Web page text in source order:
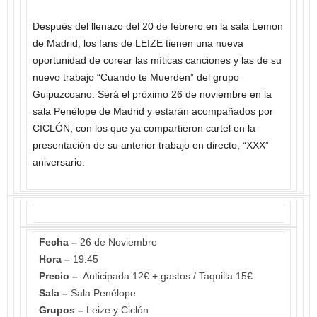
Después del llenazo del 20 de febrero en la sala Lemon
de Madrid, los fans de LEIZE tienen una nueva
oportunidad de corear las míticas canciones y las de su
nuevo trabajo “Cuando te Muerden” del grupo
Guipuzcoano. Será el próximo 26 de noviembre en la
sala Penélope de Madrid y estarán acompañados por
CICLÓN, con los que ya compartieron cartel en la
presentación de su anterior trabajo en directo, “XXX”
aniversario.
Fecha – 26 de Noviembre
Hora – 19:45
Precio – Anticipada 12€ + gastos / Taquilla 15€
Sala – Sala Penélope
Grupos – Leize y Ciclón